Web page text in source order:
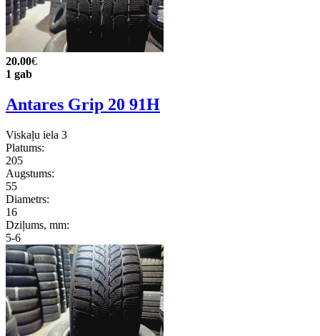
20.00€
1 gab
Antares Grip 20 91H
Viskaļu iela 3
Platums:
205
Augstums:
55
Diametrs:
16
Dziļums, mm:
5-6